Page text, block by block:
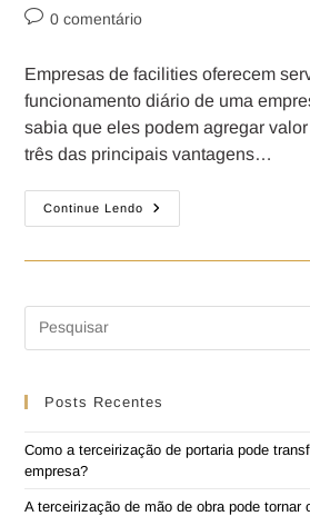
0 comentário
Empresas de facilities oferecem
funcionamento diário de uma
sabia que eles podem agregar
três das principais vantagens…
Continue Lendo
Posts Recentes
Como a terceirização de portaria pode
empresa?
A terceirização de mão de obra pode tornar